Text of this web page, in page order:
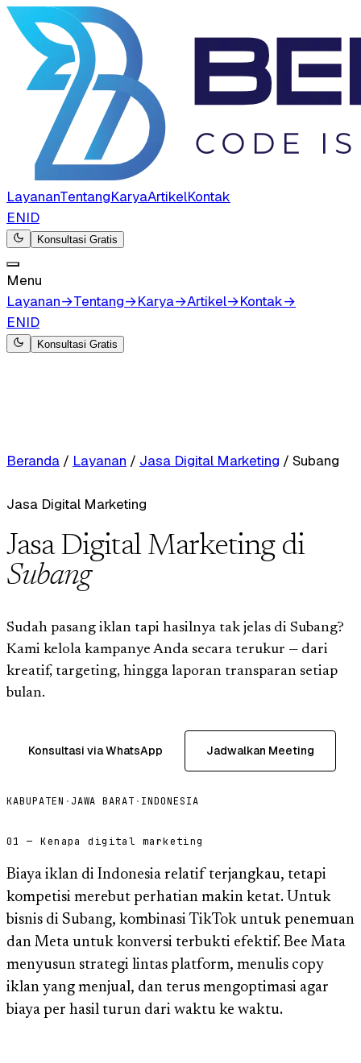
LayananTentangKaryaArtikelKontak
ENID
Konsultasi Gratis
Menu
Layanan→Tentang→Karya→Artikel→Kontak→
ENID
Konsultasi Gratis
Beranda / Layanan / Jasa Digital Marketing / Subang
Jasa Digital Marketing
Jasa Digital Marketing di
Subang
Sudah pasang iklan tapi hasilnya tak jelas di Subang?
Kami kelola kampanye Anda secara terukur — dari
kreatif, targeting, hingga laporan transparan setiap
bulan.
Konsultasi via WhatsApp Jadwalkan Meeting
KABUPATEN · JAWA BARAT · INDONESIA
01 — Kenapa digital marketing
Biaya iklan di Indonesia relatif terjangkau, tetapi
kompetisi merebut perhatian makin ketat. Untuk
bisnis di Subang, kombinasi TikTok untuk penemuan
dan Meta untuk konversi terbukti efektif. Bee Mata
menyusun strategi lintas platform, menulis copy
iklan yang menjual, dan terus mengoptimasi agar
biaya per hasil turun dari waktu ke waktu.